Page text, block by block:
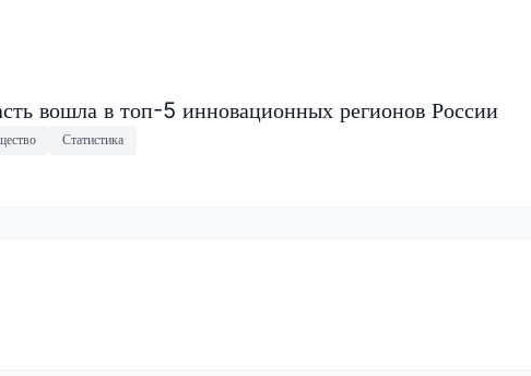
вошла в топ-5 инновационных регионов России
Статистика